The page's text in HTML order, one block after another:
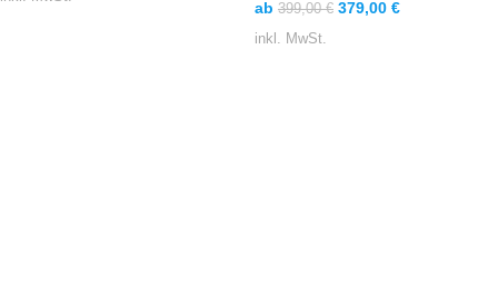
ab 399,00€ 379,00 €
inkl. MwSt.